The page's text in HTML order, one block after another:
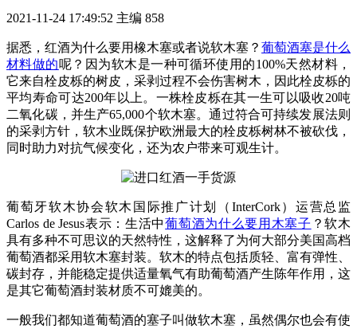
2021-11-24 17:49:52 主编 858
据悉，红酒为什么要用橡木塞或者说软木塞？ 葡萄酒塞是什么
材料做的呢？因为软木是一种可循环使用的100%天然材料，
它来自栓皮栎的树皮，采剥过程不会伤害树木，因此栓皮栎的
平均寿命可达200年以上。一株栓皮栎在其一生可以吸收20吨
二氧化碳，并生产65,000个软木塞。通过符合可持续发展法则
的采剥方针，软木业既保护欧洲最大的栓皮栎树林不被砍伐，
同时助力对抗气候变化，还为农户带来可观生计。
葡萄牙软木协会软木国际推广计划（InterCork）运营总监
Carlos de Jesus表示：生活中葡萄酒为什么要用木塞子 ？软木
具有多种不可思议的天然特性，这解释了为何大部分美国高档
葡萄酒都采用软木塞封装。软木的特点包括质轻、富有弹性、
碳封存，并能稳定提供适量氧气有助葡萄酒产生陈年作用，这
是其它葡萄酒封装材质不可媲美的。
一般我们都知道葡萄酒的塞子叫做软木塞，虽然偶尔也会有使